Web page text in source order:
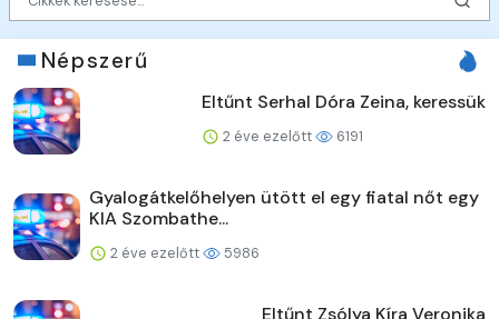
Népszerű
Eltűnt Serhal Dóra Zeina, keressük
2 éve ezelőtt 6191
Gyalogátkelőhelyen ütött el egy fiatal nőt egy
KIA Szombathe...
2 éve ezelőtt 5986
Eltűnt Zsólya Kíra Veronika